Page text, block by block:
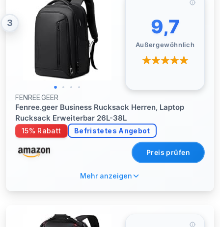
3 9,7
Außergewöhnlich
FENREE.GEER
Fenree.geer Business Rucksack Herren, Laptop
Rucksack Erweiterbar 26L-38L
15% Rabatt Befristetes Angebot
Preis prüfen
Mehr anzeigen